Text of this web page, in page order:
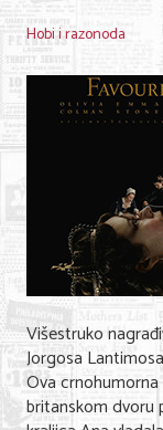
Usluge
Nega lica i tela
Shopping
Sve za decu
Gastronomija
Kuća i bašta
Zdravlje i
Sport i rekreacija
Hobi i razonoda
Višestruko
Jorgosa
Ova
britanskom dvoru